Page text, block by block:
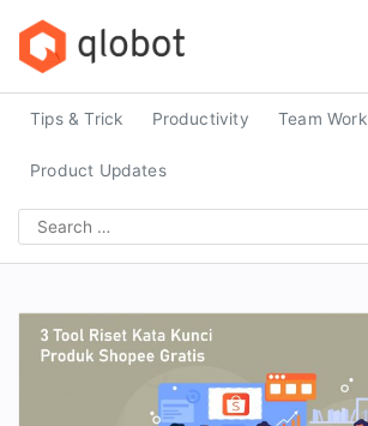
content
Tips & Trick Productivity Team Work
Product Updates
Search
for: